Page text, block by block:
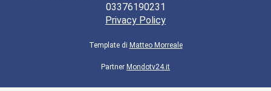
03376190231
Privacy Policy
Template di Matteo Morreale
Partner Mondotv24.it